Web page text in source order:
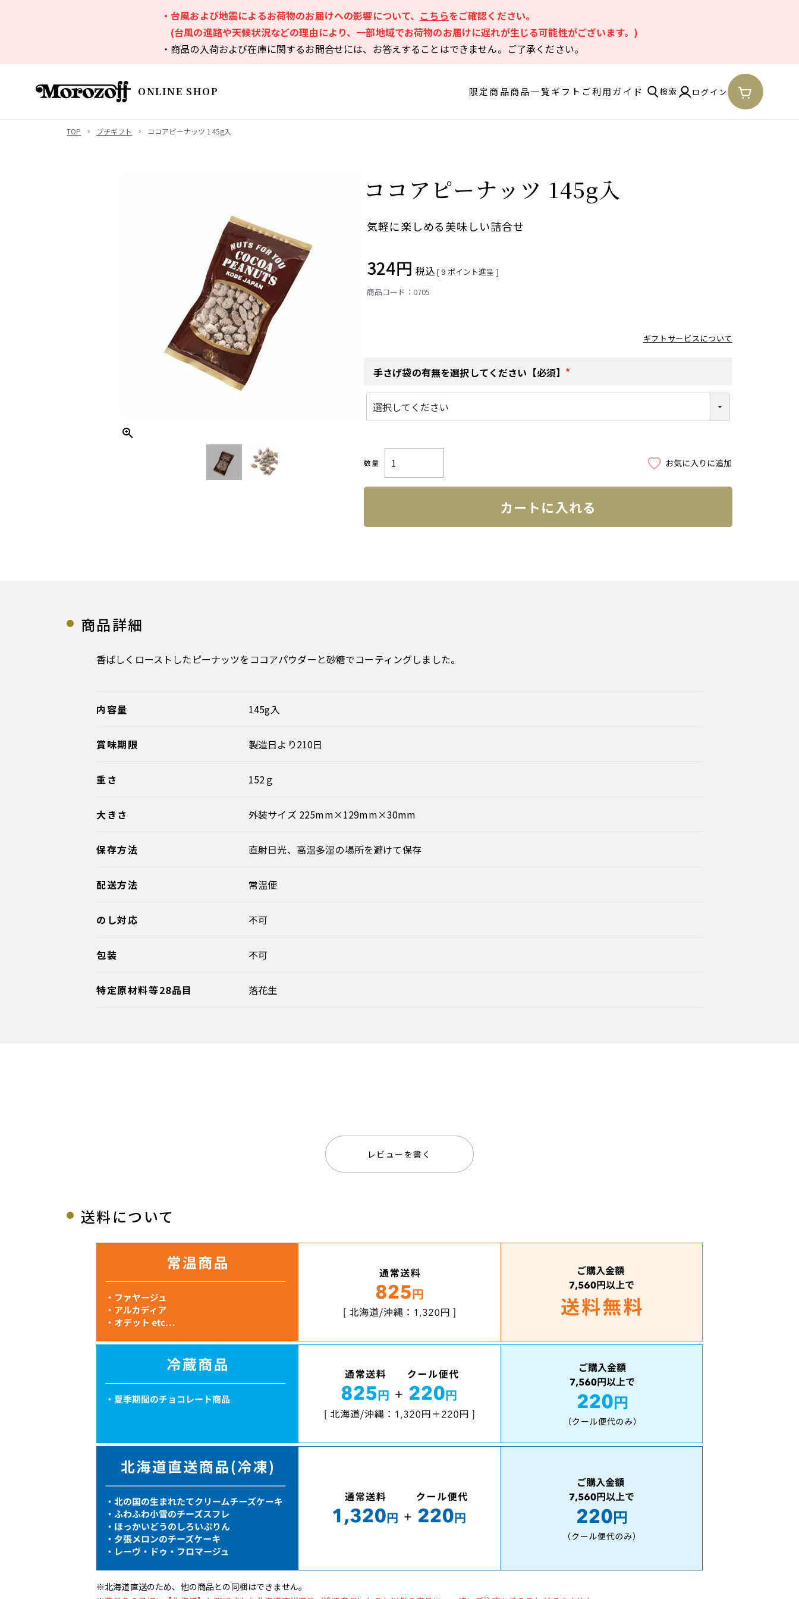
・台風および地震によるお荷物のお届けへの影響について、 こちらをご確認ください。
(台風の進路や天候状況などの理由により、一部地域でお荷物のお届けに遅れが生じる可能性がございます。)
・商品の入荷および在庫に関するお問合せには、お答えすることはできません。ご了承ください。
ONLINE SHOP 限定商品商品一覧ギフト ご利用ガイド 検索 ログイン
TOP プチギフト ココアピーナッツ 145g入
ココアピーナッツ 145g入
気軽に楽しめる美味しい詰合せ
324 税込 [9 ポイント進呈 ]
0705
ギフトサービスについて
手さげ袋の有無を選択してください【必須】
須
カートに入れる
商品詳細
香ばしくローストしたピーナッツをココアパウダーと砂糖でコーティングしました。
内容量 145g入
賞味期限 製造日より210日
重さ 152ｇ
大きさ 外装サイズ 225mm×129mm×30mm
保存方法 直射日光、高温多湿の場所を避けて保存
配送方法 常温便
のし対応 不可
包装 不可
特定原材料等28品目 落花生
レビューを書く
送料について
※北海道直送のため、他の商品との同梱はできません。